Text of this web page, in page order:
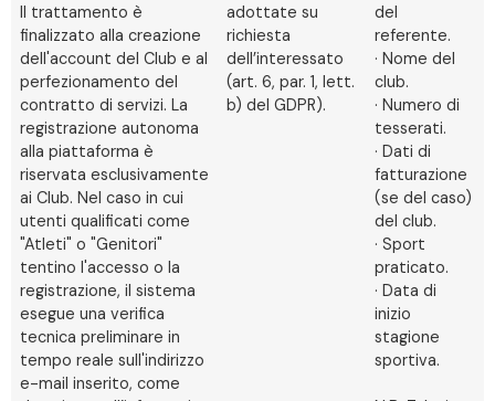
Il trattamento è
finalizzato alla creazione
dell'account del Club e al
perfezionamento del
contratto di servizi. La
registrazione autonoma
alla piattaforma è
riservata esclusivamente
ai Club. Nel caso in cui
utenti qualificati come
"Atleti" o "Genitori"
tentino l'accesso o la
registrazione, il sistema
esegue una verifica
tecnica preliminare in
tempo reale sull'indirizzo
e-mail inserito, come
adottate su
richiesta
dell’interessato
(art. 6, par. 1, lett.
b) del GDPR).
del
referente.
· Nome del
club.
· Numero di
tesserati.
· Dati di
fatturazione
(se del caso)
del club.
· Sport
praticato.
· Data di
inizio
stagione
sportiva.